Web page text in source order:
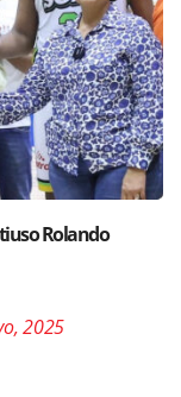
Ministro de
26 mayo,